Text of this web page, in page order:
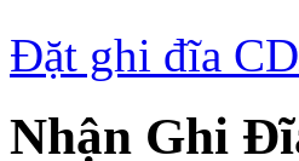
Đặt ghi đĩa
Nhận Ghi